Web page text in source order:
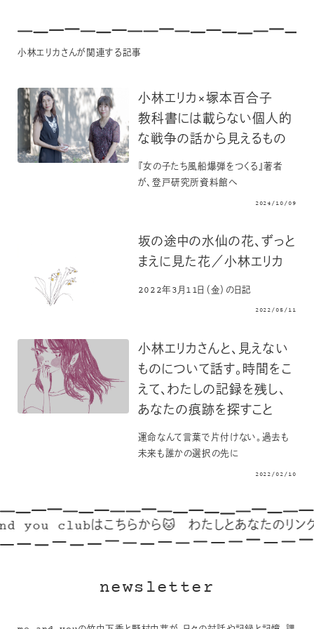
小林エリカさんが関連する記事
小林エリカ×塚本百合子
教科書には載らない個人的
な戦争の話から見えるもの
『女の子たち風船爆弾をつくる』著者
が、登戸研究所資料館へ
2024/10/09
坂の途中の水仙の花、ずっと
まえに見た花／小林エリカ
2022年3月11日（金）の日記
2022/05/11
小林エリカさんと、見えない
ものについて話す。時間をこ
えて、わたしの記録を残し、
あなたの痕跡を探すこと
運命なんて言葉で片付けない。過去も
未来も誰かの選択の先に
2022/02/10
clubはこちらから🐱 わたしとあなたのリンク
newsletter